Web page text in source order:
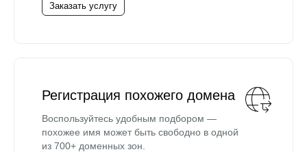
Заказать услугу
Регистрация похожего домена
Воспользуйтесь удобным подбором —
похожее имя может быть свободно в одной
из 700+ доменных зон.